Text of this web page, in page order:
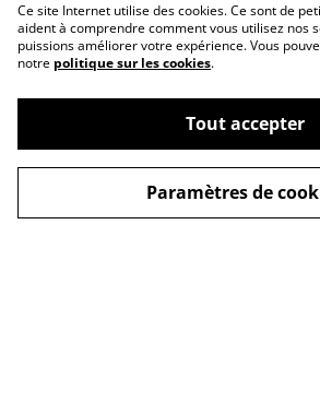
Politique de
confidentialité
Ce site Internet utilise des cookies. Ce sont de
aident à comprendre comment vous utilisez nos
puissions améliorer votre expérience. Vous
notre politique sur les cookies.
Tout accepter
Paramètres de